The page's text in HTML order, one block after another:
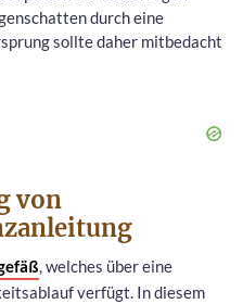
durch eine
sollte daher mitbedacht
von
, welches über eine
verfügt. In diesem